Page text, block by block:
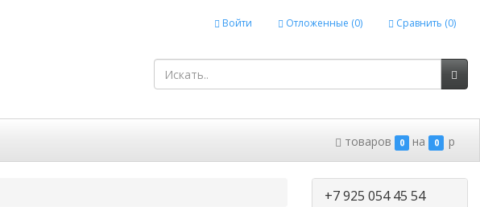
Войти Отложенные (0) Сравнить (0)
товаров 0 на 0 p
+7 925 054 45 54